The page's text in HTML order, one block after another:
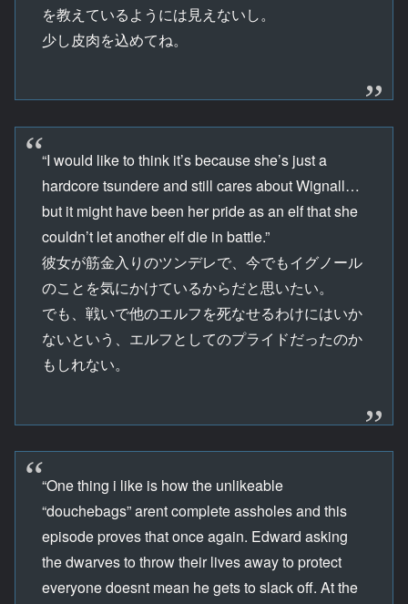
を教えているようには見えないし。
少し皮肉を込めてね。
“I would like to think it’s because she’s just a
hardcore tsundere and still cares about Wignall…
but it might have been her pride as an elf that she
couldn’t let another elf die in battle.”
彼女が筋金入りのツンデレで、今でもイグノール
のことを気にかけているからだと思いたい。
でも、戦いで他のエルフを死なせるわけにはいか
ないという、エルフとしてのプライドだったのか
もしれない。
“One thing i like is how the unlikeable
“douchebags” arent complete assholes and this
episode proves that once again. Edward asking
the dwarves to throw their lives away to protect
everyone doesnt mean he gets to slack off. At the